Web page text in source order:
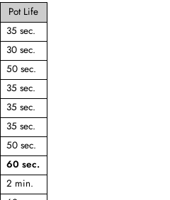
Pot Life
35 sec.
30 sec.
50 sec.
35 sec.
35 sec.
35 sec.
50 sec.
60 sec.
2 min.